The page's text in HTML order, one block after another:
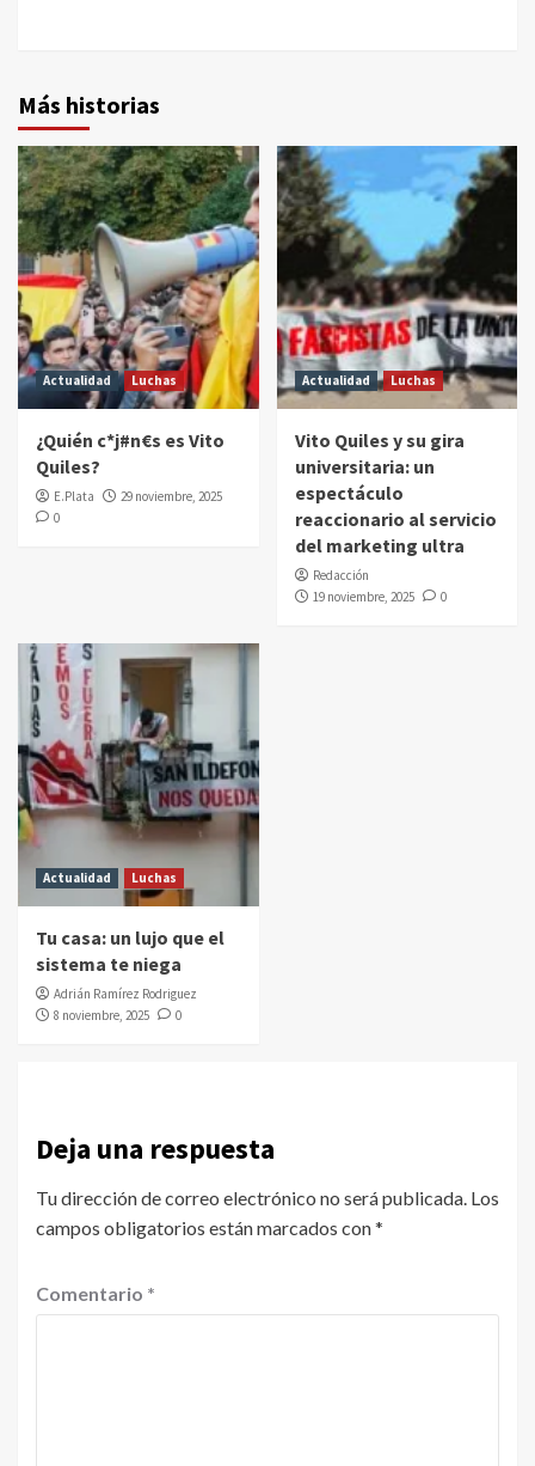
Más historias
Actualidad Luchas
¿Quién c*j#n€s es Vito
Quiles?
E.Plata
29 noviembre, 2025
0
Actualidad Luchas
Vito Quiles y su gira
universitaria: un
espectáculo
reaccionario al servicio
del marketing ultra
Redacción
19 noviembre, 2025
0
Actualidad Luchas
Tu casa: un lujo que el
sistema te niega
Adrián Ramírez Rodriguez
8 noviembre, 2025
0
Deja una respuesta
Tu dirección de correo electrónico no será publicada. Los
campos obligatorios están marcados con*
Comentario *